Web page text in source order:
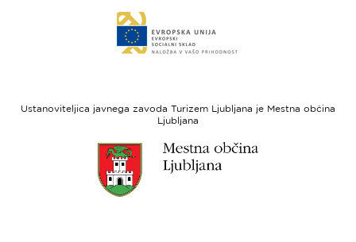
regionalni
do
spletne
sklad
Ustanoviteljica javnega zavoda Turizem Ljubljana je Mestna občina
Ljubljana